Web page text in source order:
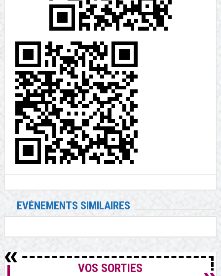
EVÉNEMENTS SIMILAIRES
VOS SORTIES